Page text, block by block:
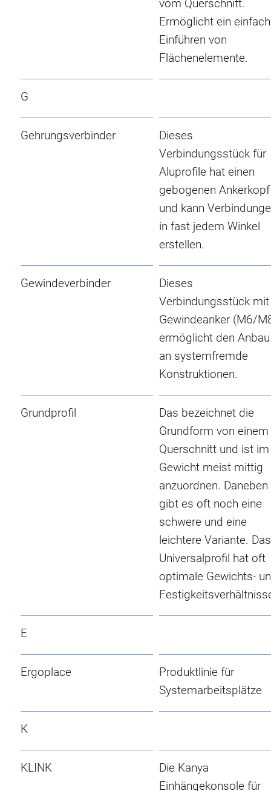
vom Querschnitt.
Ermöglicht ein
Einführen von
Flächenelemente.
G
Gehrungsverbinder
Dieses
Verbindungsstück für
Aluprofile hat einen
gebogenen Ankerkopf
und kann
in fast jedem Winkel
erstellen.
Gewindeverbinder
Dieses
Verbindungsstück mit
Gewindeanker (M6/
ermöglicht den Anbau
an systemfremde
Konstruktionen.
Grundprofil
Das bezeichnet die
Grundform von einem
Querschnitt und ist im
Gewicht meist mittig
anzuordnen. Daneben
gibt es oft noch eine
schwere und eine
leichtere Variante. Das
Universalprofil hat oft
optimale Gewichts-
E
Ergoplace
Produktlinie für
Systemarbeitsplätze
K
KLINK
Die Kanya
Einhängekonsole für